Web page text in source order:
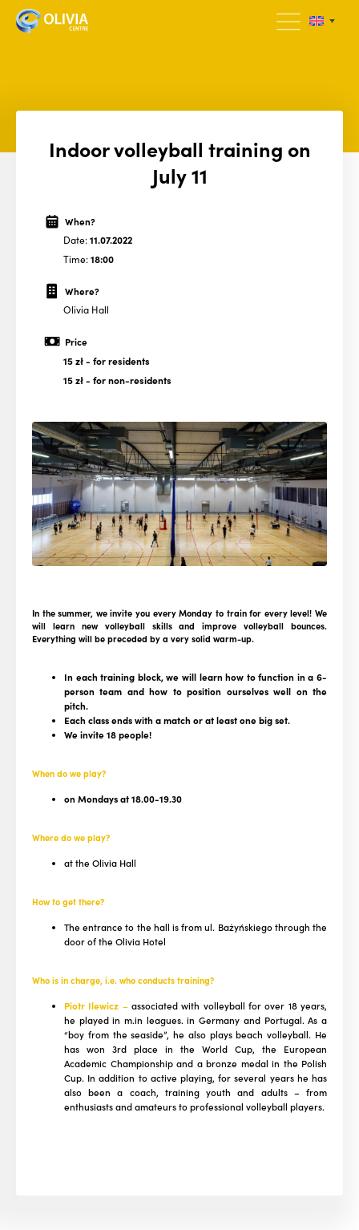
Indoor volleyball training on
July 11
When?
Date:11.07.2022
Time:18:00
Where?
Olivia Hall
Price
15 zł- for residents
15 zł- for non-residents
In the summer, we invite you every Monday to train for every level! We
will learn new volleyball skills and improve volleyball bounces.
Everything will be preceded by a very solid warm-up.
In each training block, we will learn how to function in a 6-
person team and how to position ourselves well on the
pitch.
Each class ends with a match or at least one big set.
We invite 18 people!
When do we play?
on Mondays at 18.00-19.30
Where do we play?
at the Olivia Hall
How to get there?
The entrance to the hall is from ul. Bażyńskiego through the
door of the Olivia Hotel
Who is in charge, i.e. who conducts training?
Piotr Ilewicz –associated with volleyball for over 18 years,
he played in m.in leagues. in Germany and Portugal. As a
“boy from the seaside”, he also plays beach volleyball. He
has won 3rd place in the World Cup, the European
Academic Championship and a bronze medal in the Polish
Cup. In addition to active playing, for several years he has
also been a coach, training youth and adults – from
enthusiasts and amateurs to professional volleyball players.